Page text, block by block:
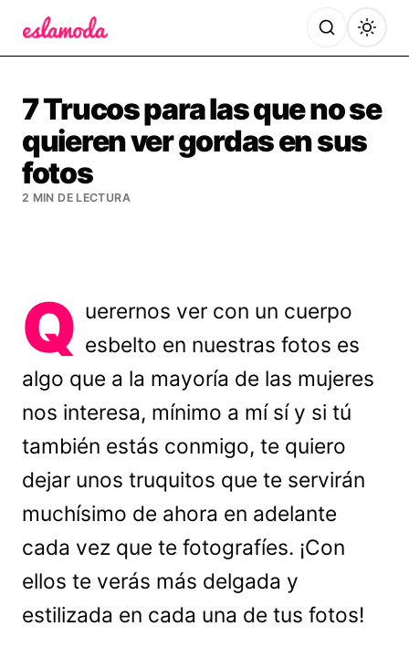
7 Trucos para las que no se
quieren ver gordas en sus
fotos
2 MIN DE LECTURA
Q uerernos ver con un cuerpo
esbelto en nuestras fotos es
algo que a la mayoría de las mujeres
nos interesa, mínimo a mí sí y si tú
también estás conmigo, te quiero
dejar unos truquitos que te servirán
muchísimo de ahora en adelante
cada vez que te fotografíes. ¡Con
ellos te verás más delgada y
estilizada en cada una de tus fotos!